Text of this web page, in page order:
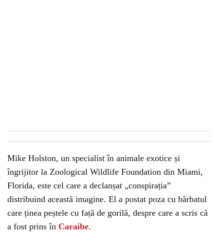
Mike Holston, un specialist în animale exotice și
îngrijitor la Zoological Wildlife Foundation din Miami,
Florida, este cel care a declanșat „conspirația”
distribuind această imagine. El a postat poza cu bărbatul
care ținea peștele cu față de gorilă, despre care a scris că
a fost prins în Caraibe.